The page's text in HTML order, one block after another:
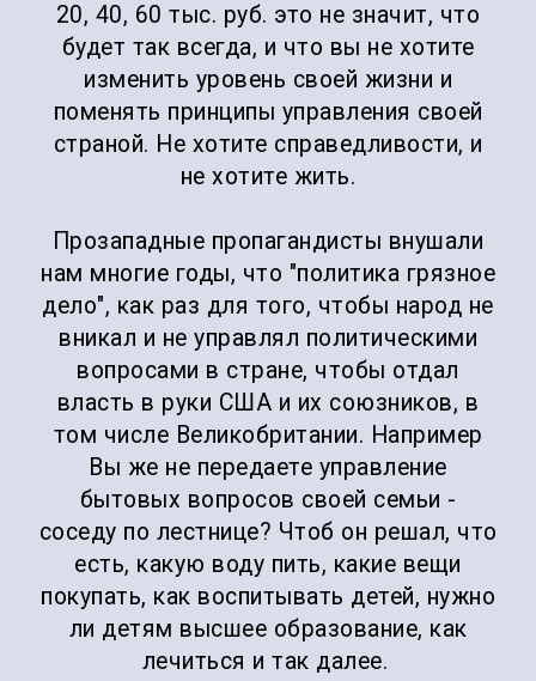
20, 40, 60 тыс. руб. это не значит, что
будет так всегда, и что вы не хотите
изменить уровень своей жизни и
поменять принципы управления своей
страной. Не хотите справедливости, и
не хотите жить.
Прозападные пропагандисты внушали
нам многие годы, что "политика грязное
дело", как раз для того, чтобы народ не
вникал и не управлял политическими
вопросами в стране, чтобы отдал
власть в руки США и их союзников, в
том числе Великобритании. Например
Вы же не передаете управление
бытовых вопросов своей семьи -
соседу по лестнице? Чтоб он решал, что
есть, какую воду пить, какие вещи
покупать, как воспитывать детей, нужно
ли детям высшее образование, как
лечиться и так далее.